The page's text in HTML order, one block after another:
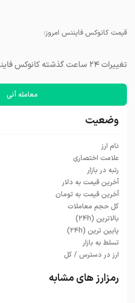
قیمت کانوکس فایننس امروز:
تغییرات ۲۴ ساعت گذشته کانوکس فایننس:
معامله آنی
وضعیت
نام ارز
علامت اختصاری
رتبه در بازار
آخرین قیمت به دلار
آخرین قیمت به تومان
کل حجم معاملات
بالاترین (۲۴h)
پایین ترین (۲۴h)
تسلط به بازار
ارز در دسترس / کل
رمزارز های مشابه